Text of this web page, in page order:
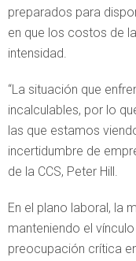
preparados para
en que los costos de
intensidad.
“La situación que
incalculables, por lo
las que estamos
incertidumbre de
de la CCS, Peter Hill.
En el plano laboral, la
manteniendo el
preocupación crítica